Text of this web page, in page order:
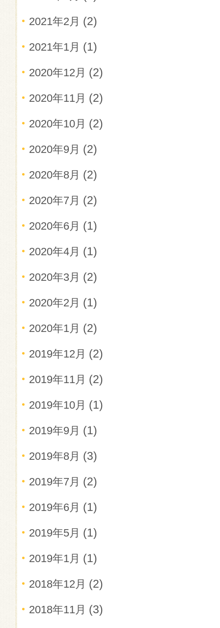
2021年2月 (2)
2021年1月 (1)
2020年12月 (2)
2020年11月 (2)
2020年10月 (2)
2020年9月 (2)
2020年8月 (2)
2020年7月 (2)
2020年6月 (1)
2020年4月 (1)
2020年3月 (2)
2020年2月 (1)
2020年1月 (2)
2019年12月 (2)
2019年11月 (2)
2019年10月 (1)
2019年9月 (1)
2019年8月 (3)
2019年7月 (2)
2019年6月 (1)
2019年5月 (1)
2019年1月 (1)
2018年12月 (2)
2018年11月 (3)